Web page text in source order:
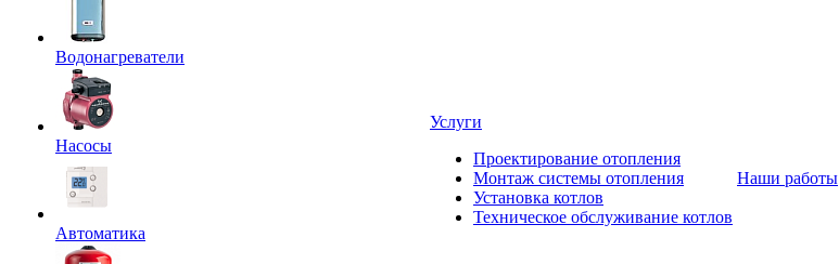
Водонагреватели
Насосы
Автоматика
Услуги
Проектирование отопления
Монтаж системы отопления
Установка котлов
Техническое обслуживание котлов
Наши работы